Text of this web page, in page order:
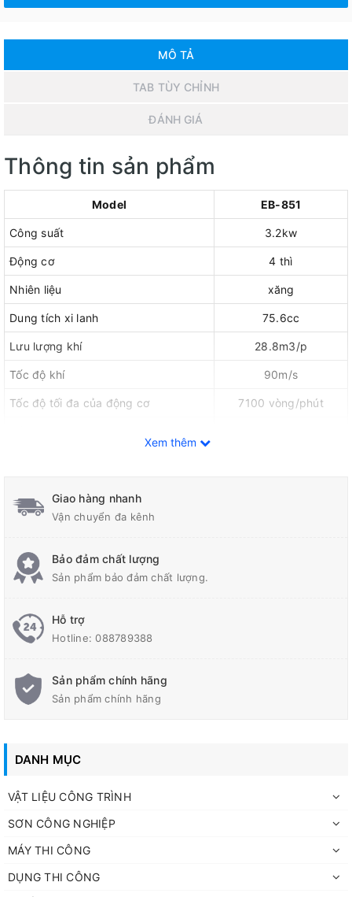
MÔ TẢ
TAB TÙY CHỈNH
ĐÁNH GIÁ
Thông tin sản phẩm
Model EB-851
Công suất 3.2kw
Động cơ 4 thì
Nhiên liệu xăng
Dung tích xi lanh 75.6cc
Lưu lượng khí 28.8m3/p
Tốc độ khí 90m/s
Tốc độ tối đa của động cơ 7100 vòng/phút
Chế hoà khí
Độ ồn
Máy thổi lá chạy xăng 4 thì NIKI PRO
3200W EB-851 Khoác vai
Xem thêm
Giao hàng nhanh
Vận chuyển đa kênh
Bảo đảm chất lượng
Sản phẩm bảo đảm chất lượng.
Hỗ trợ
Hotline:088789388
Sản phẩm chính hãng
Sản phẩm chính hãng
DANH MỤC
VẬT LIỆU CÔNG TRÌNH
SƠN CÔNG NGHIỆP
MÁY THI CÔNG
DỤNG THI CÔNG